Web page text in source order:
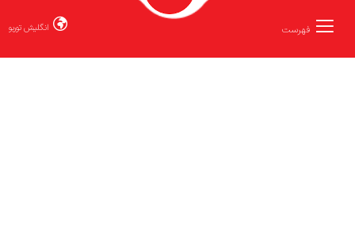
انگلیش توربو